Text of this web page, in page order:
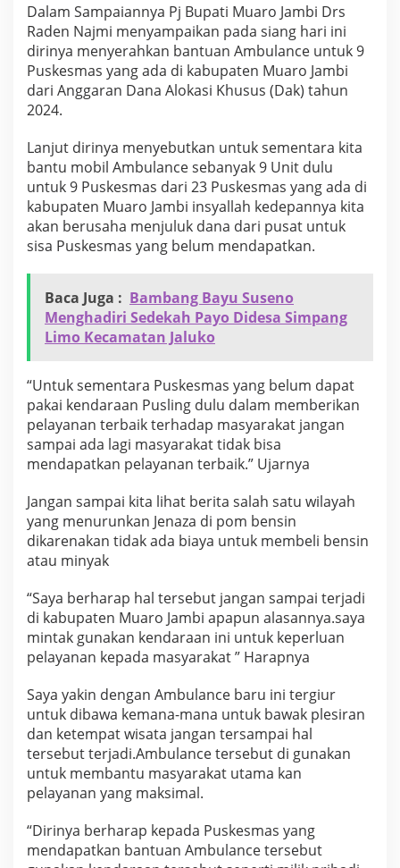
n
M
o
b
i
l
b
u
l
a
n
e
p
a
d
a
u
s
k
e
s
m
s
y
a
n
d
a
D
i
k
b
u
p
a
t
e
n
M
a
r
Dalam Sampaiannya Pj Bupati Muaro Jambi Drs
Raden Najmi menyampaikan pada siang hari ini
dirinya menyerahkan bantuan Ambulance untuk 9
Puskesmas yang ada di kabupaten Muaro Jambi
dari Anggaran Dana Alokasi Khusus (Dak) tahun
2024.
Lanjut dirinya menyebutkan untuk sementara kita
bantu mobil Ambulance sebanyak 9 Unit dulu
untuk 9 Puskesmas dari 23 Puskesmas yang ada di
kabupaten Muaro Jambi insyallah kedepannya kita
akan berusaha menjuluk dana dari pusat untuk
sisa Puskesmas yang belum mendapatkan.
Baca Juga : Bambang Bayu Suseno
Menghadiri Sedekah Payo Didesa Simpang
Limo Kecamatan Jaluko
“Untuk sementara Puskesmas yang belum dapat
pakai kendaraan Pusling dulu dalam memberikan
pelayanan terbaik terhadap masyarakat jangan
sampai ada lagi masyarakat tidak bisa
mendapatkan pelayanan terbaik.” Ujarnya
Jangan sampai kita lihat berita salah satu wilayah
yang menurunkan Jenaza di pom bensin
dikarenakan tidak ada biaya untuk membeli bensin
atau minyak
“Saya berharap hal tersebut jangan sampai terjadi
di kabupaten Muaro Jambi apapun alasannya.saya
mintak gunakan kendaraan ini untuk keperluan
pelayanan kepada masyarakat ” Harapnya
Saya yakin dengan Ambulance baru ini tergiur
untuk dibawa kemana-mana untuk bawak plesiran
dan ketempat wisata jangan tersampai hal
tersebut terjadi.Ambulance tersebut di gunakan
untuk membantu masyarakat utama kan
pelayanan yang maksimal.
“Dirinya berharap kepada Puskesmas yang
mendapatkan bantuan Ambulance tersebut